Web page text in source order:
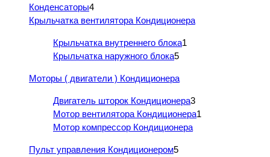
Конденсаторы4
Крыльчатка вентилятора Кондиционера
Крыльчатка внутреннего блока1
Крыльчатка наружного блока5
Моторы ( двигатели ) Кондиционера
Двигатель шторок Кондиционера3
Мотор вентилятора Кондиционера1
Мотор компрессор Кондиционера
Пульт управления Кондиционером5